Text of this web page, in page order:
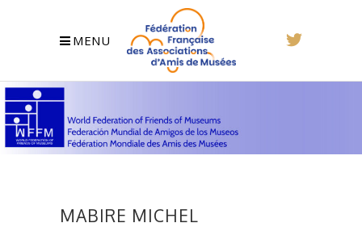
MENU
MABIRE MICHEL